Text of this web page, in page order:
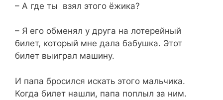
– А где ты взял этого ёжика?
– Я его обменял у друга на лотерейный
билет, который мне дала бабушка. Этот
билет выиграл машину.
И папа бросился искать этого мальчика.
Когда билет нашли, папа поплыл за ним.